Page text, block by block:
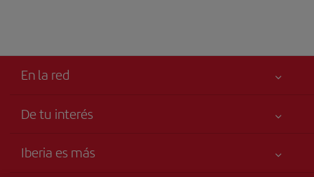
En la red
De tu interés
Accesibilidad
Iberia es más